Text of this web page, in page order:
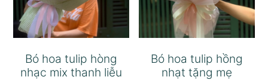
Bó hoa tulip hòng
nhạc mix thanh liễu
Bó hoa tulip hồng
nhạt tặng mẹ